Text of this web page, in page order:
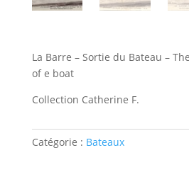
La Barre – Sortie du Bateau –
of e boat
Collection Catherine F.
Catégorie : Bateaux